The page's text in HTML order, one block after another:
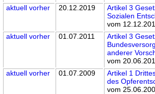
aktuell vorher 20.12.2019
Artikel 3
Sozialen
vom
aktuell vorher 01.07.2011
Artikel 3
anderer
vom
aktuell vorher 01.07.2009
Artikel 1
des
vom